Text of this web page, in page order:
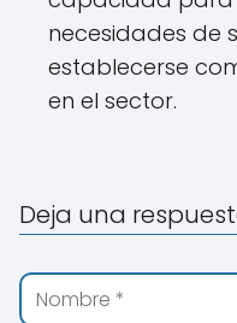
necesidades de
establecerse
en el sector.
Deja una